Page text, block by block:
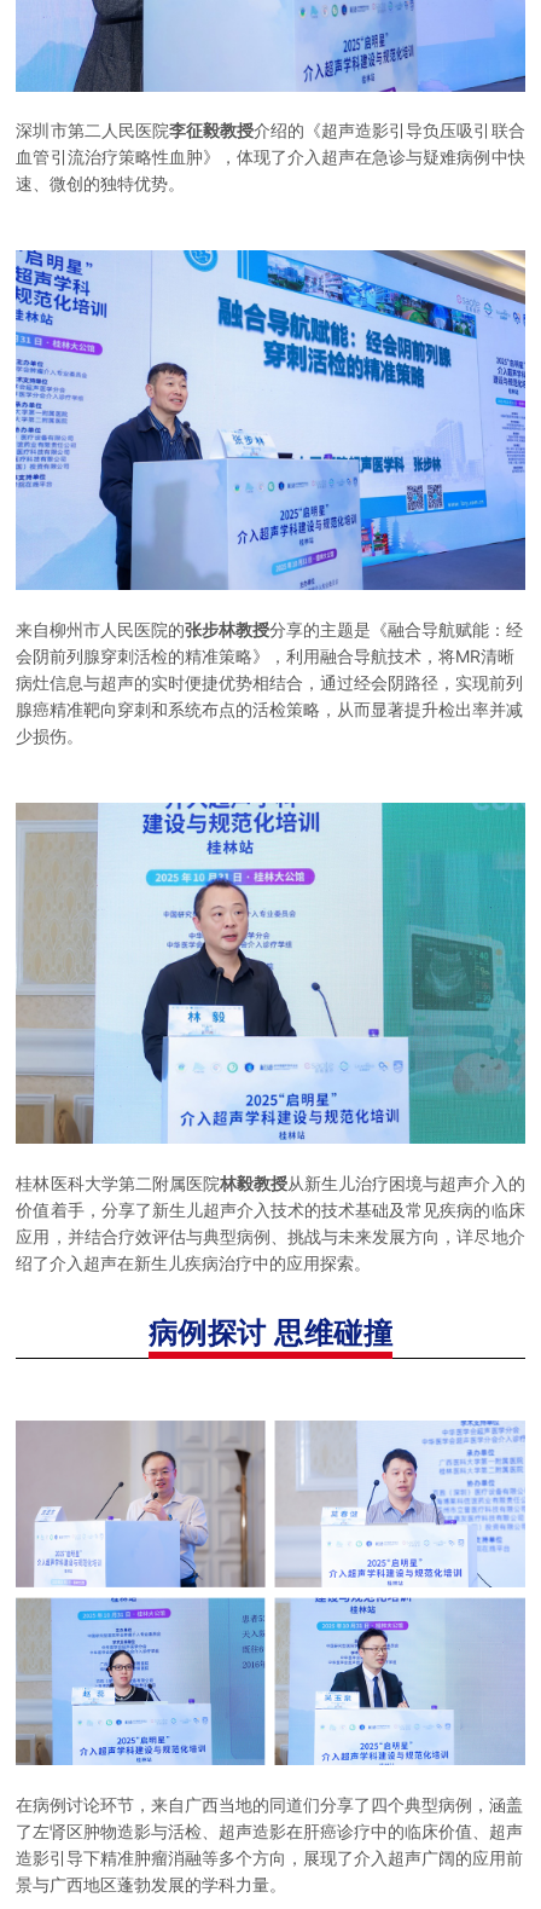
深圳市第二人民医院李征毅教授介绍的《超声造影引导负压吸引联合
血管引流治疗策略性血肿》，体现了介入超声在急诊与疑难病例中快
速、微创的独特优势。
来自柳州市人民医院的张步林教授分享的主题是《融合导航赋能：经
会阴前列腺穿刺活检的精准策略》，利用融合导航技术，将MR清晰
病灶信息与超声的实时便捷优势相结合，通过经会阴路径，实现前列
腺癌精准靶向穿刺和系统布点的活检策略，从而显著提升检出率并减
少损伤。
桂林医科大学第二附属医院林毅教授从新生儿治疗困境与超声介入的
价值着手，分享了新生儿超声介入技术的技术基础及常见疾病的临床
应用，并结合疗效评估与典型病例、挑战与未来发展方向，详尽地介
绍了介入超声在新生儿疾病治疗中的应用探索。
病例探讨思维碰撞
在病例讨论环节，来自广西当地的同道们分享了四个典型病例，涵盖
了左肾区肿物造影与活检、超声造影在肝癌诊疗中的临床价值、超声
造影引导下精准肿瘤消融等多个方向，展现了介入超声广阔的应用前
景与广西地区蓬勃发展的学科力量。